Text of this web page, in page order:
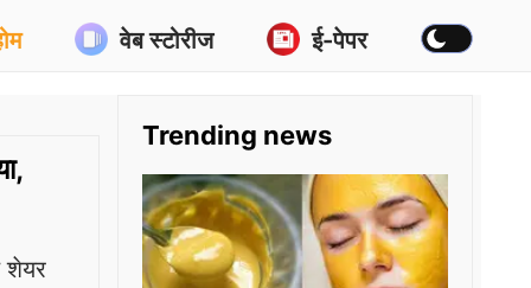
वेब स्टोरीज ई-पेपर
Trending news